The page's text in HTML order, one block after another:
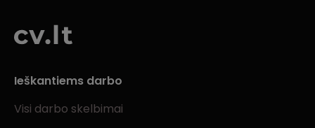
Ieškantiems darbo
Visi darbo skelbimai